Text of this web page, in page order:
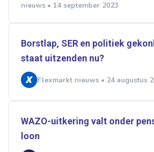
nieuws • 14 september 2023
Borstlap, SER en politiek
staat uitzenden nu?
Flexmarkt nieuws • 24 augustus
WAZO-uitkering valt onder
loon